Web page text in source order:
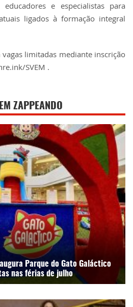
e especialistas para
ligados à formação integral
limitadas mediante inscrição
SVEM .
ZAPPEANDO
Parque do Gato Galáctico
nas férias de julho